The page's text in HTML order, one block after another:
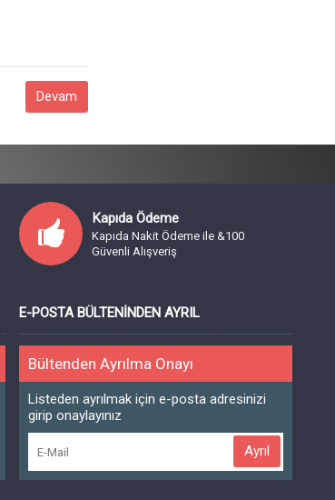
Devam
Kapıda Ödeme
Kapıda Nakit Ödeme ile &100
Güvenli Alışveriş
E-POSTA BÜLTENINDEN AYRIL
Bültenden Ayrılma Onayı
Listeden ayrılmak için e-posta adresinizi
girip onaylayınız
Ayrıl